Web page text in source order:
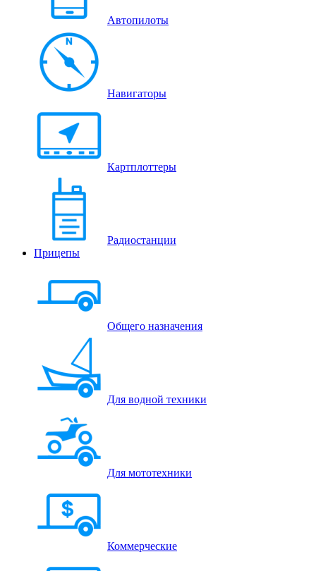
Автопилоты
Навигаторы
Картплоттеры
Радиостанции
Прицепы
Общего назначения
Для водной техники
Для мототехники
Коммерческие